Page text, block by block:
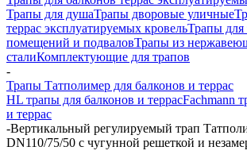
Трапы для душаТрапы дворовые уличные
террас эксплуатируемых кровельТрапы для
помещений и подваловТрапы из
сталиКомплектующие для трапов
-
Трапы Татполимер для балконов и террас
HL трапы для балконов и террасFachmann
и террас
-Вертикальный регулируемый трап
DN110/75/50 с чугунной решеткой и